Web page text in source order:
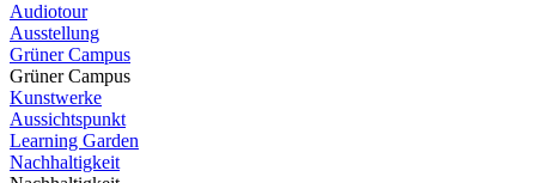
Audiotour
Ausstellung
Grüner Campus
Grüner Campus
Kunstwerke
Aussichtspunkt
Learning Garden
Nachhaltigkeit